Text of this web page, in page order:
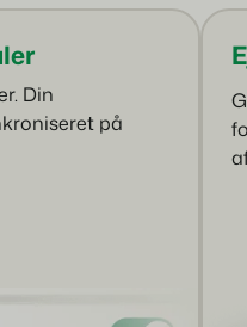
og performance marketing
Din
på